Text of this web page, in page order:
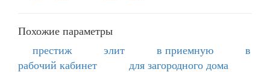
Похожие параметры
престиж
элит в приемную
в
рабочий кабинет
для загородного дома